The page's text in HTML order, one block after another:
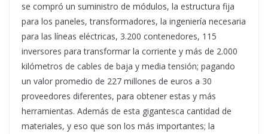
se compró un suministro de módulos, la estructura fija
para los paneles, transformadores, la ingeniería necesaria
para las líneas eléctricas, 3.200 contenedores, 115
inversores para transformar la corriente y más de 2.000
kilómetros de cables de baja y media tensión; pagando
un valor promedio de 227 millones de euros a 30
proveedores diferentes, para obtener estas y más
herramientas. Además de esta gigantesca cantidad de
materiales, y eso que son los más importantes; la